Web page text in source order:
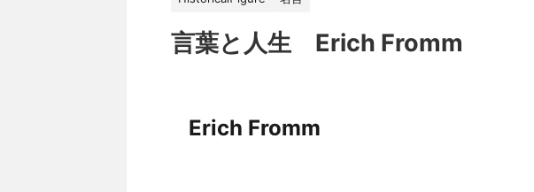
言葉と人生 Erich Fromm
Erich Fromm